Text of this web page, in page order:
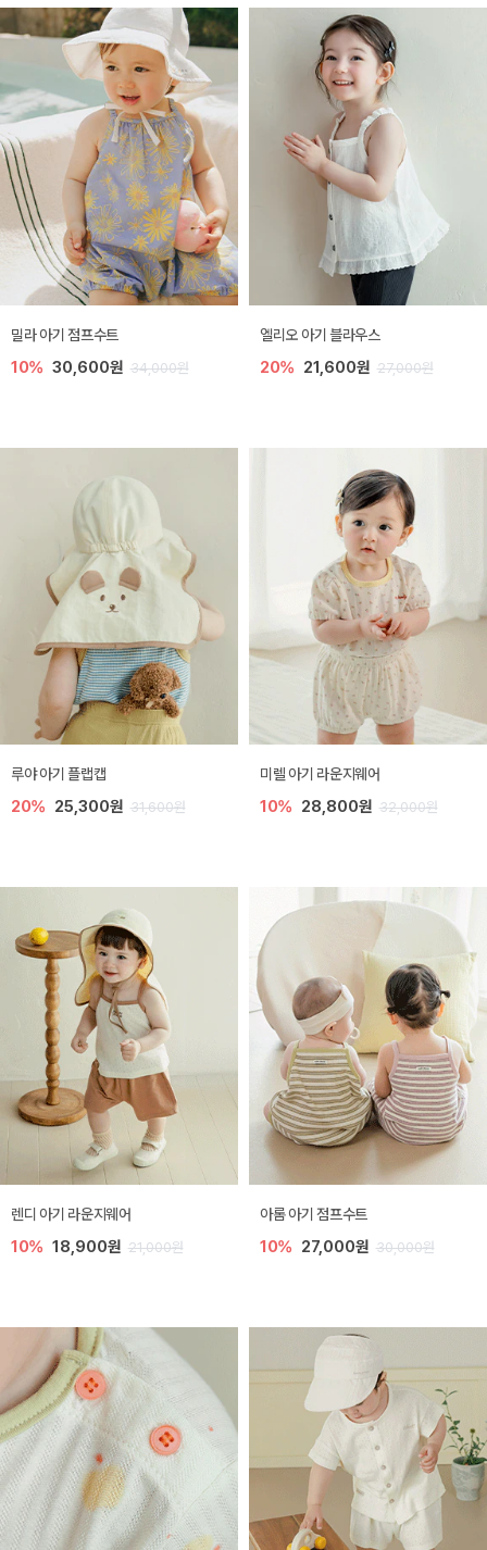
밀라 아기 점프수트
10% 30,600원 34,000원
엘리오 아기 블라우스
20% 21,600원 27,000원
루야 아기 플랩캡
20% 25,300원 31,600원
미렐 아기 라운지웨어
10% 28,800원 32,000원
렌디 아기 라운지웨어
10% 18,900원 21,000원
아롬 아기 점프수트
10% 27,000원 30,000원